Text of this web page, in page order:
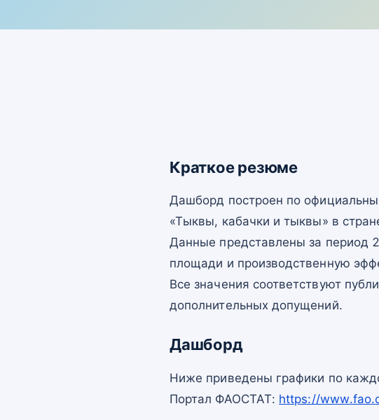
Краткое резюме
Дашборд построен по
«Тыквы, кабачки и тыквы» в
Данные представлены за период
площади и производственную
Все значения соответствуют
дополнительных допущений.
Дашборд
Ниже приведены графики по
Портал ФАОСТАТ: https://